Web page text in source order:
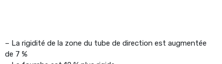
– La rigidité de la zone du tube de direction est augmentée
de 7 %